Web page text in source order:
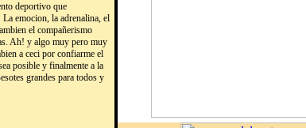
deportivo que
emocion, la adrenalina, el
el compañerismo
Ah! y algo muy pero muy
a ceci por confiarme el
posible y finalmente a la
grandes para todos y